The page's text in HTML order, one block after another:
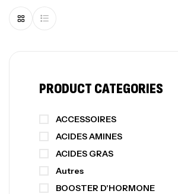
PRODUCT CATEGORIES
ACCESSOIRES
ACIDES AMINES
ACIDES GRAS
Autres
BOOSTER D'HORMONE